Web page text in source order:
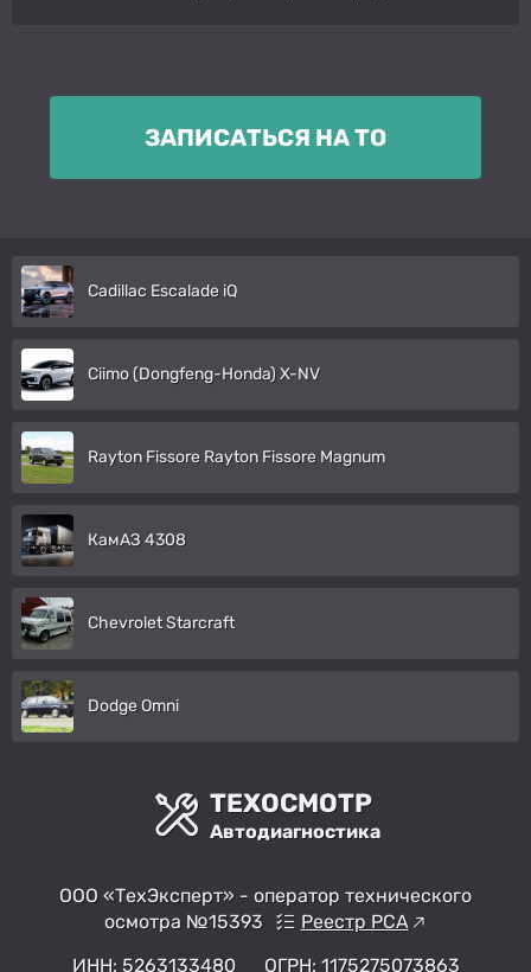
ЗАПИСАТЬСЯ НА ТО
Cadillac Escalade iQ
Ciimo (Dongfeng-Honda) X-NV
Rayton Fissore Rayton Fissore Magnum
КамАЗ 4308
Chevrolet Starcraft
Dodge Omni
ТЕХОСМОТР
Автодиагностика
ООО «ТехЭксперт» - оператор технического
осмотра №15393
Реестр РСА
ИНН: 5263133480
ОГРН: 1175275073863